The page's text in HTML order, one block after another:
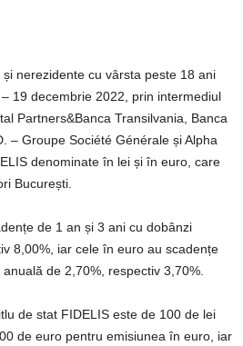
nerezidente cu vârsta peste 18 ani
19 decembrie 2022, prin intermediul
Partners&Banca Transilvania, Banca
– Groupe Société Générale și Alpha
denominate în lei și în euro, care
București.
de 1 an și 3 ani cu dobânzi
8,00%, iar cele în euro au scadențe
de 2,70%, respectiv 3,70%.
de stat FIDELIS este de 100 de lei
de euro pentru emisiunea în euro, iar